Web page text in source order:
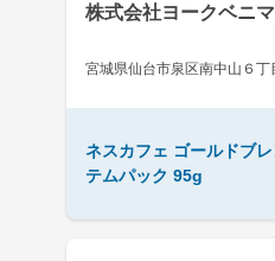
株式会社ヨークベニ
宮城県仙台市泉区南中山６丁
ネスカフェ ゴールドブ
テムパック 95g